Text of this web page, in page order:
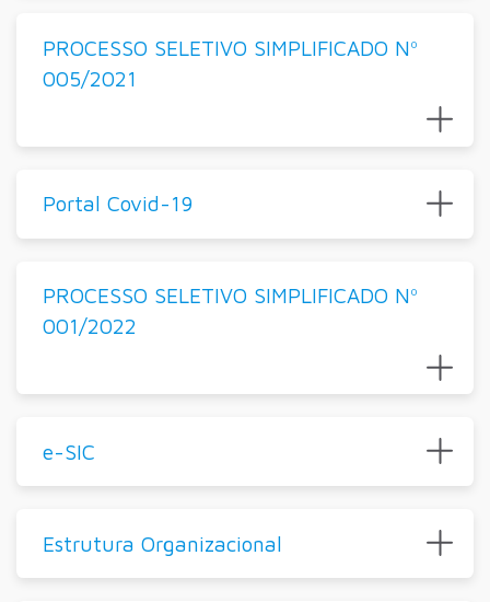
PROCESSO SELETIVO SIMPLIFICADO Nº
005/2021
Portal Covid-19
PROCESSO SELETIVO SIMPLIFICADO Nº
001/2022
e-SIC
Estrutura Organizacional